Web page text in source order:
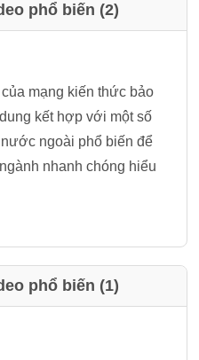
phổ biến (2)
mạng kiến thức bảo
kết hợp với một số
ngoài phổ biến để
nhanh chóng hiểu
phổ biến (1)